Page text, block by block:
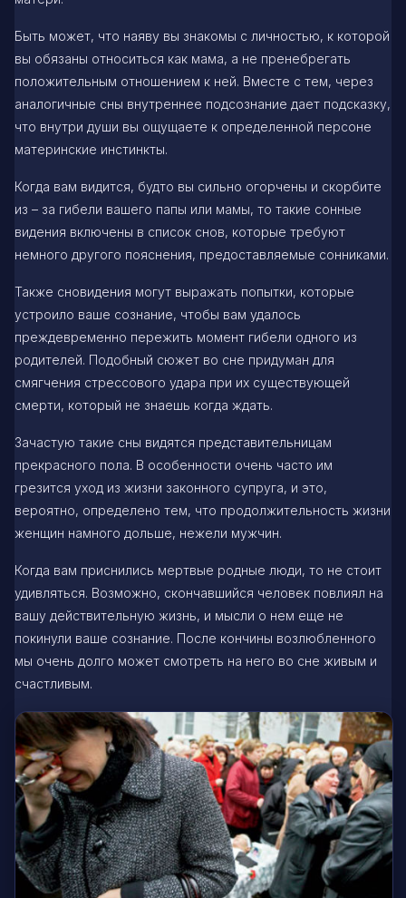
Быть может, что наяву вы знакомы с личностью, к которой
вы обязаны относиться как мама, а не пренебрегать
положительным отношением к ней. Вместе с тем, через
аналогичные сны внутреннее подсознание дает подсказку,
что внутри души вы ощущаете к определенной персоне
материнские инстинкты.
Когда вам видится, будто вы сильно огорчены и скорбите
из – за гибели вашего папы или мамы, то такие сонные
видения включены в список снов, которые требуют
немного другого пояснения, предоставляемые сонниками.
Также сновидения могут выражать попытки, которые
устроило ваше сознание, чтобы вам удалось
преждевременно пережить момент гибели одного из
родителей. Подобный сюжет во сне придуман для
смягчения стрессового удара при их существующей
смерти, который не знаешь когда ждать.
Зачастую такие сны видятся представительницам
прекрасного пола. В особенности очень часто им
грезится уход из жизни законного супруга, и это,
вероятно, определено тем, что продолжительность жизни
женщин намного дольше, нежели мужчин.
Когда вам приснились мертвые родные люди, то не стоит
удивляться. Возможно, скончавшийся человек повлиял на
вашу действительную жизнь, и мысли о нем еще не
покинули ваше сознание. После кончины возлюбленного
мы очень долго может смотреть на него во сне живым и
счастливым.